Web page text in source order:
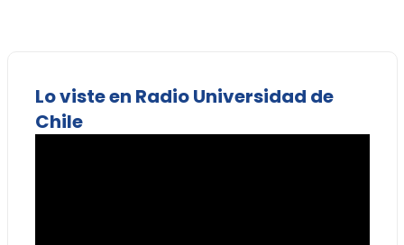
Lo viste en Radio Universidad de
Chile